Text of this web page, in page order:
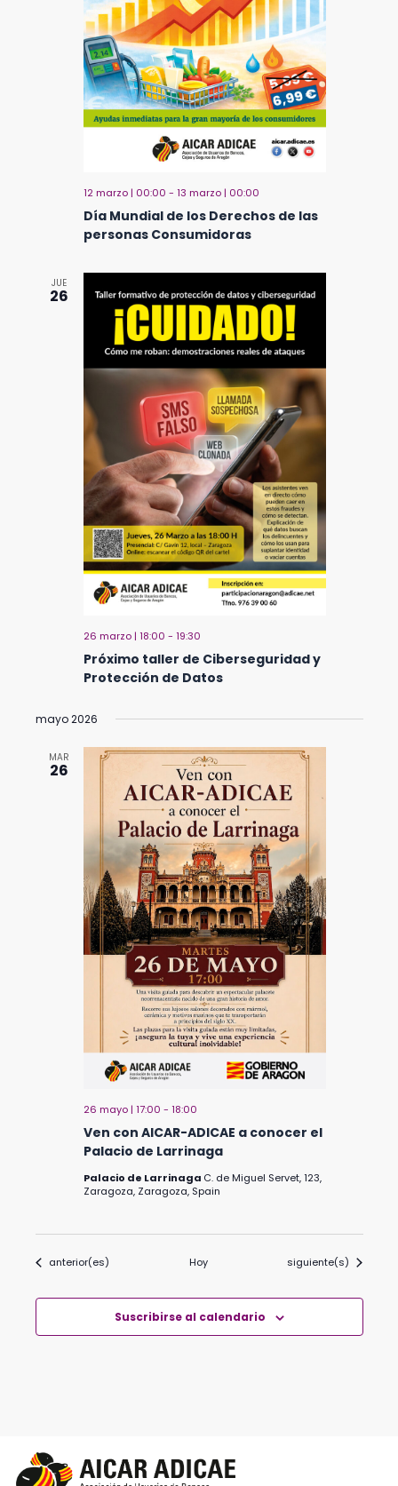
Día Mundial de los Derechos de las
personas Consumidoras
12 marzo | 00:00 - 13 marzo | 00:00
JUE
26
Próximo taller de Ciberseguridad y
Protección de Datos
26 marzo | 18:00 - 19:30
mayo 2026
MAR
26
Ven con AICAR-ADICAE a conocer el
Palacio de Larrinaga
26 mayo | 17:00 - 18:00
Palacio de Larrinaga C. de Miguel Servet, 123,
Zaragoza, Zaragoza, Spain
Eventos
anterior(es) Hoy Eventos
siguiente(s)
Suscribirse al calendario